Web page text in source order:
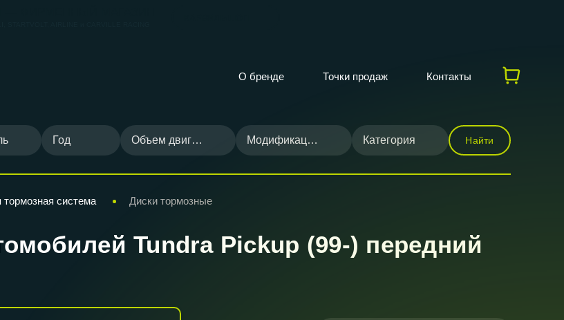
О бренде Точки продаж Контакты
Год Объем двигателя Модификация Категория Найти
тормозная система Диски тормозные
Tundra Pickup (99-) передний